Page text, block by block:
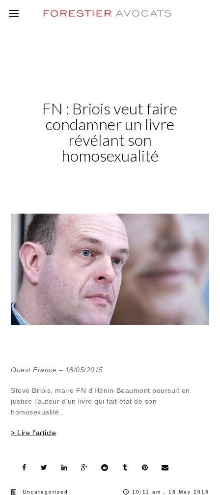
FN : Briois veut faire
condamner un livre
révélant son
homosexualité
Ouest France – 18/05/2015
Steve Briois, maire FN d’Hénin-Beaumont poursuit en
justice l’auteur d’un livre qui fait état de son
homosexualité.
> Lire l’article
Uncategorized 10:11 am , 18 May 2015